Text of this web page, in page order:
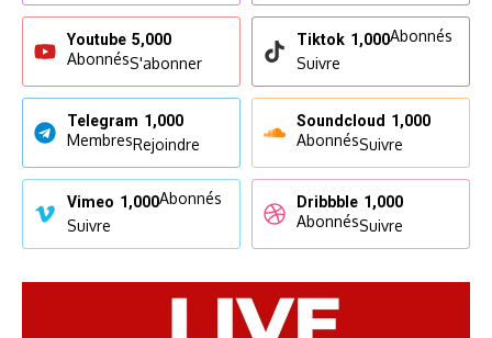
Youtube 5,000
AbonnésS'abonner
Tiktok 1,000Abonnés
Suivre
Telegram 1,000
MembresRejoindre
Soundcloud 1,000
AbonnésSuivre
Vimeo 1,000Abonnés
Suivre
Dribbble 1,000
AbonnésSuivre